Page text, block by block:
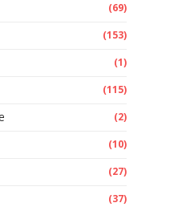
(69)
(153)
(1)
(115)
(2)
(10)
(27)
(37)